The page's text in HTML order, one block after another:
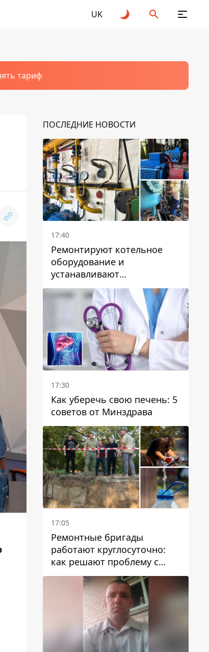
UK
тариф
ПОСЛЕДНИЕ НОВОСТИ
17:40
Ремонтируют котельное
оборудование и
устанавливают
генераторные установки:
как в Днепре готовятся к
отопительному сезону
17:30
Как уберечь свою печень: 5
советов от Минздрава
17:05
Ремонтные бригады
работают круглосуточно:
как решают проблему с
водой в Марганецкой
громаде